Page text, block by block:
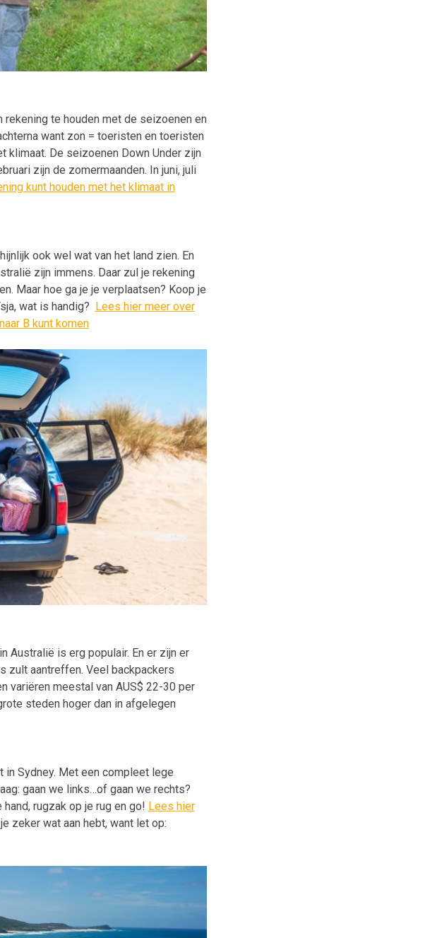
rekening te houden met de seizoenen en
want zon = toeristen en toeristen
klimaat. De seizoenen Down Under zijn
zijn de zomermaanden. In juni, juli
kunt houden met het klimaat in
ook wel wat van het land zien. En
zijn immens. Daar zul je rekening
Maar hoe ga je je verplaatsen? Koop je
wat is handig? Lees hier meer over
B kunt komen
Australië is erg populair. En er zijn er
zult aantreffen. Veel backpackers
variëren meestal van AUS$ 22-30 per
steden hoger dan in afgelegen
in Sydney. Met een compleet lege
gaan we links…of gaan we rechts?
rugzak op je rug en go! Lees hier
zeker wat aan hebt, want let op: